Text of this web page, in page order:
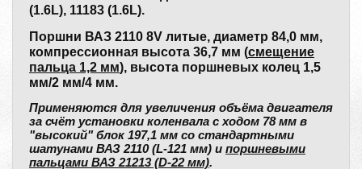
(1.6L), 11183 (1.6L).
Поршни ВАЗ 2110 8V литые, диаметр 84,0 мм,
компрессионная высота 36,7 мм (смещение
пальца 1,2 мм), высота поршневых колец 1,5
мм/2 мм/4 мм.
Применяются для увеличения объёма двигателя
за счёт установки коленвала с ходом 78 мм в
"высокий" блок 197,1 мм со стандартными
шатунами ВАЗ 2110 (L-121 мм) и поршневыми
пальцами ВАЗ 21213 (D-22 мм).